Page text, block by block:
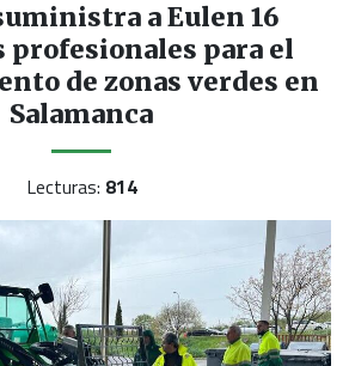
a Eulen 16
profesionales para el
de zonas verdes en
Salamanca
Lecturas: 814